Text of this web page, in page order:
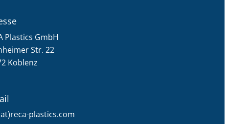
Plastics GmbH
Str. 22
Koblenz
plastics.com